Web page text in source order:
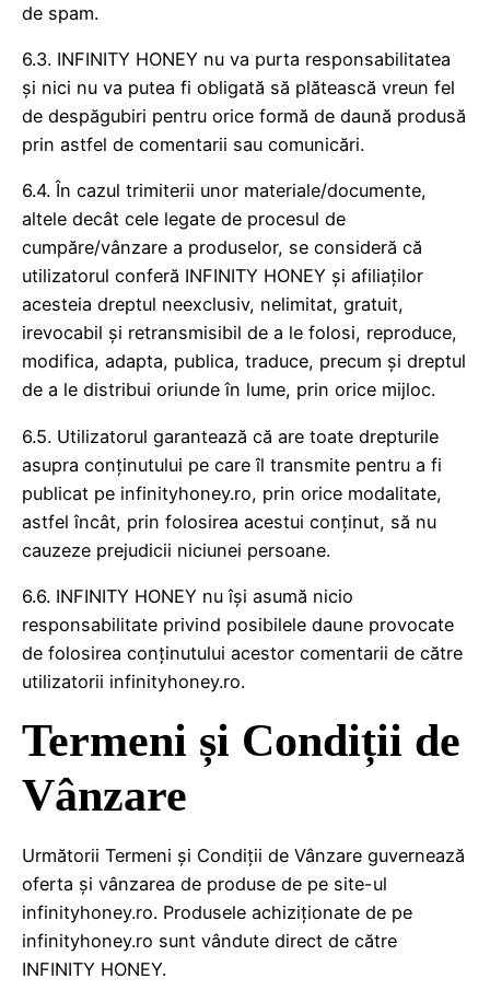
de spam.
6.3. INFINITY HONEY nu va purta responsabilitatea
și nici nu va putea fi obligată să plătească vreun fel
de despăgubiri pentru orice formă de daună produsă
prin astfel de comentarii sau comunicări.
6.4. În cazul trimiterii unor materiale/documente,
altele decât cele legate de procesul de
cumpăre/vânzare a produselor, se consideră că
utilizatorul conferă INFINITY HONEY și afiliaților
acesteia dreptul neexclusiv, nelimitat, gratuit,
irevocabil și retransmisibil de a le folosi, reproduce,
modifica, adapta, publica, traduce, precum și dreptul
de a le distribui oriunde în lume, prin orice mijloc.
6.5. Utilizatorul garantează că are toate drepturile
asupra conținutului pe care îl transmite pentru a fi
publicat pe infinityhoney.ro, prin orice modalitate,
astfel încât, prin folosirea acestui conținut, să nu
cauzeze prejudicii niciunei persoane.
6.6. INFINITY HONEY nu își asumă nicio
responsabilitate privind posibilele daune provocate
de folosirea conținutului acestor comentarii de către
utilizatorii infinityhoney.ro.
Termeni și Condiții de
Vânzare
Următorii Termeni și Condiții de Vânzare guvernează
oferta și vânzarea de produse de pe site-ul
infinityhoney.ro. Produsele achiziționate de pe
infinityhoney.ro sunt vândute direct de către
INFINITY HONEY.